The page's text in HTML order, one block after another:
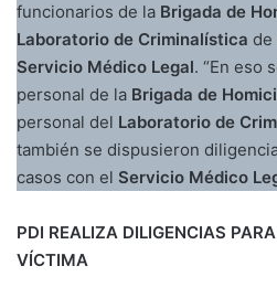
funcionarios de la Brigada de
Laboratorio de Criminalística de
Servicio Médico Legal. “En eso
personal de la Brigada de
personal del Laboratorio de
también se dispusieron
casos con el Servicio Médico
PDI REALIZA DILIGENCIAS
VÍCTIMA